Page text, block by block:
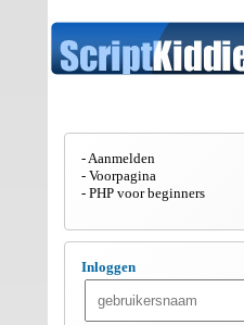
Aanmelden
Voorpagina
PHP voor beginners
Inloggen